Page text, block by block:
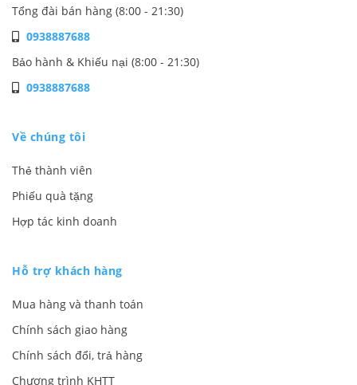
Tổng đài bán hàng (8:00 - 21:30)
0938887688
Bảo hành & Khiếu nại (8:00 - 21:30)
0938887688
Về chúng tôi
Thẻ thành viên
Phiếu quà tặng
Hợp tác kinh doanh
Hỗ trợ khách hàng
Mua hàng và thanh toán
Chính sách giao hàng
Chính sách đổi, trả hàng
Chương trình KHTT